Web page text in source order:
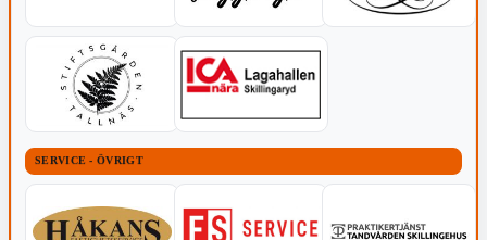
SERVICE - ÖVRIGT